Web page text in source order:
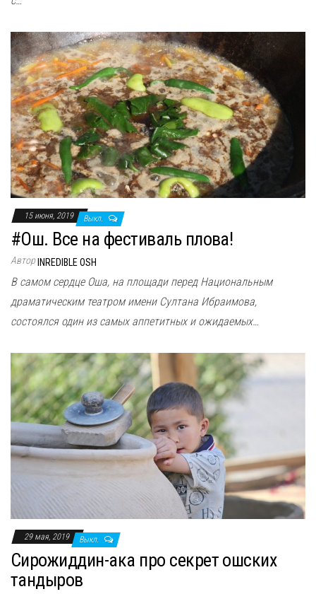
15 июня, 2019 Выкл.
#Ош. Все на фестиваль плова!
Автор INREDIBLE OSH
В самом сердце Оша, на площади перед Национальным
драматическим театром имени Султана Ибраимова,
состоялся один из самых аппетитных и ожидаемых…
29 мая, 2019 Выкл.
Сирожиддин-ака про секрет ошских
тандыров